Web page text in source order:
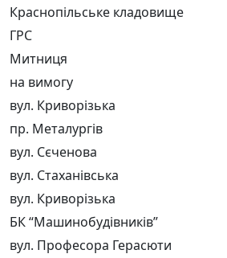
Краснопільське кладовище
ГРС
Митниця
на вимогу
вул. Криворізька
пр. Металургів
вул. Сєченова
вул. Стаханівська
вул. Криворізька
БК “Машинобудівників”
вул. Професора Герасюти